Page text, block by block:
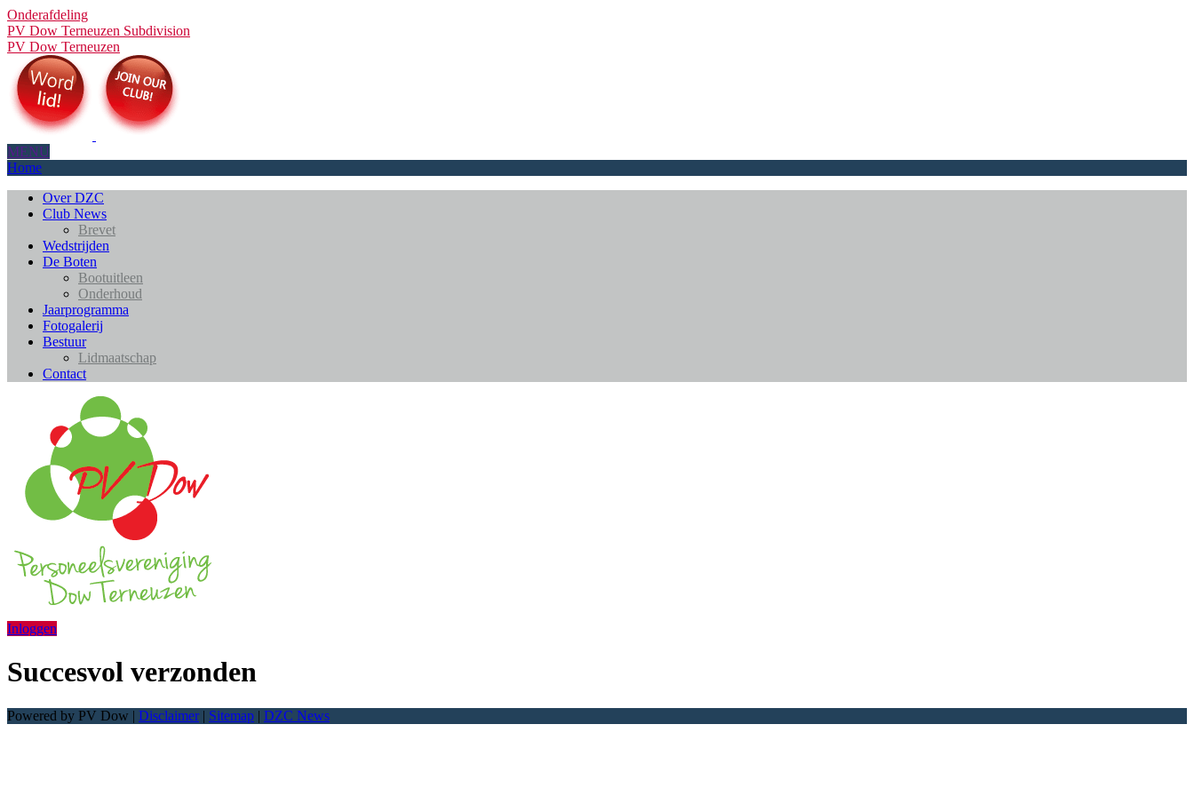
Onderafdeling
PV Dow Terneuzen Subdivision
PV Dow Terneuzen
MENU
Home
Over DZC
Club News
Brevet
Wedstrijden
De Boten
Bootuitleen
Onderhoud
Jaarprogramma
Fotogalerij
Bestuur
Lidmaatschap
Contact
Inloggen
Succesvol verzonden
Powered by PV Dow | Disclaimer| Sitemap | DZC News